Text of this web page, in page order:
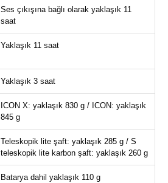
Ses çıkışına bağlı olarak yaklaşık 11
saat
Yaklaşık 11 saat
Yaklaşık 3 saat
ICON X: yaklaşık 830 g / ICON: yaklaşık
845 g
Teleskopik lite şaft: yaklaşık 285 g / S
teleskopik lite karbon şaft: yaklaşık 260 g
Batarya dahil yaklaşık 110 g